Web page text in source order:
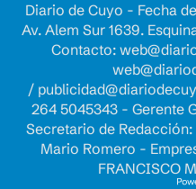
Diario de Cuyo - Fecha
Av. Alem Sur 1639.
Contacto:
/
264 5045343 - Gerente
Secretario de
Mario Romero -
FRANCISCO